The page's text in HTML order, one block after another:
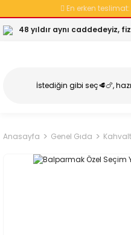
En erken teslimat:
48 yıldır aynı caddedeyiz,
Anasayfa Genel Gıda